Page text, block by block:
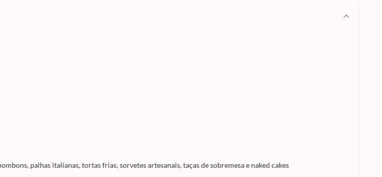
palhas italianas, tortas frias, sorvetes artesanais, taças de sobremesa e naked cakes